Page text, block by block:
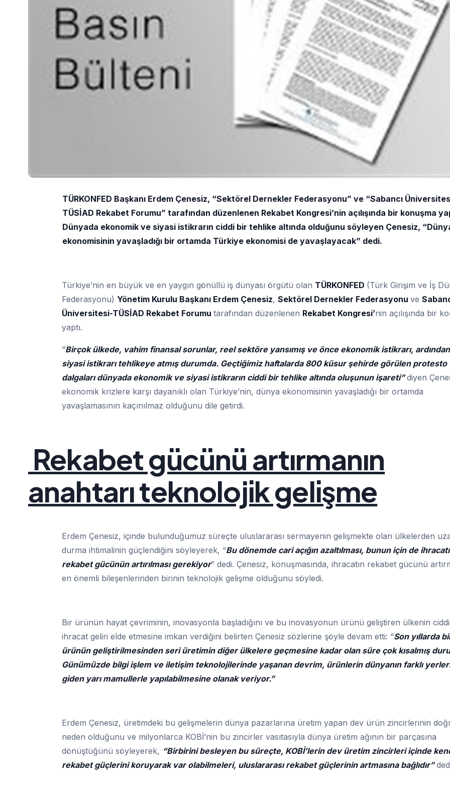
TÜRKONFED Başkanı Erdem Çenesiz, “Sektörel Dernekler Federasyonu” ve “Sabancı
TÜSİAD Rekabet Forumu” tarafından düzenlenen Rekabet Kongresi’nin açılışında bir konuşma
Dünyada ekonomik ve siyasi istikrarın ciddi bir tehlike altında olduğunu söyleyen Çenesiz,
ekonomisinin yavaşladığı bir ortamda Türkiye ekonomisi de yavaşlayacak” dedi.
Türkiye’nin en büyük ve en yaygın gönüllü iş dünyası örgütü olan TÜRKONFED (Türk Girişim ve İş
Federasyonu) Yönetim Kurulu Başkanı Erdem Çenesiz, Sektörel Dernekler Federasyonu ve
Üniversitesi-TÜSİAD Rekabet Forumu tarafından düzenlenen Rekabet Kongresi’nin açılışında bir
yaptı.
“Birçok ülkede, vahim finansal sorunlar, reel sektöre yansımış ve önce ekonomik istikrarı,
siyasi istikrarı tehlikeye atmış durumda. Geçtiğimiz haftalarda 800 küsur şehirde görülen protesto
dalgaları dünyada ekonomik ve siyasi istikrarın ciddi bir tehlike altında oluşunun işareti”diyen
ekonomik krizlere karşı dayanıklı olan Türkiye’nin, dünya ekonomisinin yavaşladığı bir ortamda
yavaşlamasının kaçınılmaz olduğunu dile getirdi.
Rekabet gücünü artırmanın
anahtarı teknolojik gelişme
Erdem Çenesiz, içinde bulunduğumuz süreçte uluslararası sermayenin gelişmekte olan ülkelerden
durma ihtimalinin güçlendiğini söyleyerek, “Bu dönemde cari açığın azaltılması, bunun için de
rekabet gücünün artırılması gerekiyor” dedi. Çenesiz, konuşmasında, ihracatın rekabet gücünü
en önemli bileşenlerinden birinin teknolojik gelişme olduğunu söyledi.
Bir ürünün hayat çevriminin, inovasyonla başladığını ve bu inovasyonun ürünü geliştiren ülkenin
ihracat geliri elde etmesine imkan verdiğini belirten Çenesiz sözlerine şöyle devam etti: “Son yıllarda
ürünün geliştirilmesinden seri üretimin diğer ülkelere geçmesine kadar olan süre çok kısalmış
Günümüzde bilgi işlem ve iletişim teknolojilerinde yaşanan devrim, ürünlerin dünyanın farklı
giden yarı mamullerle yapılabilmesine olanak veriyor.”
Erdem Çenesiz, üretimdeki bu gelişmelerin dünya pazarlarına üretim yapan dev ürün zincirlerinin
neden olduğunu ve milyonlarca KOBİ’nin bu zincirler vasıtasıyla dünya üretim ağının bir parçasına
dönüştüğünü söyleyerek, “Birbirini besleyen bu süreçte, KOBİ’lerin dev üretim zincirleri içinde
rekabet güçlerini koruyarak var olabilmeleri, uluslararası rekabet güçlerinin artmasına bağlıdır”